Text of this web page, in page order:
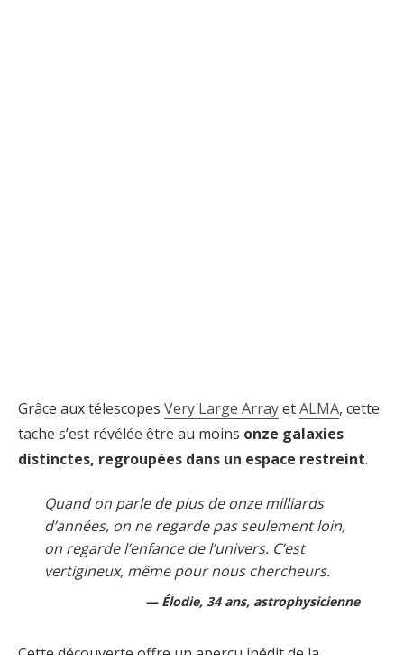
Grâce aux télescopes Very Large ArrayetALMA, cette
tache s’est révélée être au moins onze galaxies
distinctes, regroupées dans un espace restreint.
Quand on parle de plus de onze milliards
d’années, on ne regarde pas seulement loin,
on regarde l’enfance de l’univers. C’est
vertigineux, même pour nous chercheurs.
Élodie, 34 ans, astrophysicienne